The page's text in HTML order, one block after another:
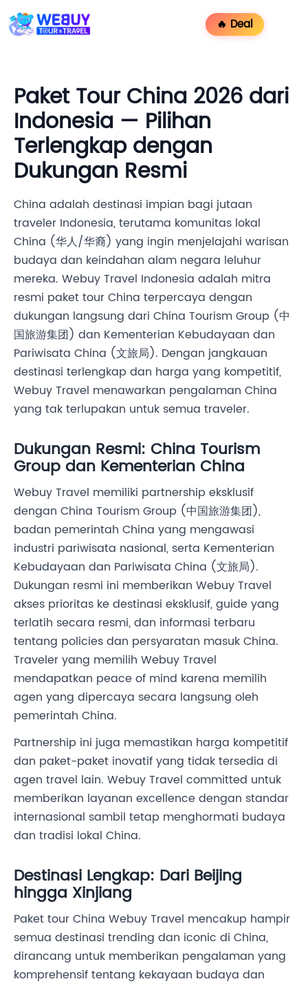
🔥 Deal
Paket Tour China 2026 dari
Indonesia — Pilihan
Terlengkap dengan
Dukungan Resmi
China adalah destinasi impian bagi jutaan
traveler Indonesia, terutama komunitas lokal
China (华人/华裔) yang ingin menjelajahi warisan
budaya dan keindahan alam negara leluhur
mereka. Webuy Travel Indonesia adalah mitra
resmi paket tour China terpercaya dengan
dukungan langsung dari China Tourism Group (中
国旅游集团) dan Kementerian Kebudayaan dan
Pariwisata China (文旅局). Dengan jangkauan
destinasi terlengkap dan harga yang kompetitif,
Webuy Travel menawarkan pengalaman China
yang tak terlupakan untuk semua traveler.
Dukungan Resmi: China Tourism
Group dan Kementerian China
Webuy Travel memiliki partnership eksklusif
dengan China Tourism Group (中国旅游集团),
badan pemerintah China yang mengawasi
industri pariwisata nasional, serta Kementerian
Kebudayaan dan Pariwisata China (文旅局).
Dukungan resmi ini memberikan Webuy Travel
akses prioritas ke destinasi eksklusif, guide yang
terlatih secara resmi, dan informasi terbaru
tentang policies dan persyaratan masuk China.
Traveler yang memilih Webuy Travel
mendapatkan peace of mind karena memilih
agen yang dipercaya secara langsung oleh
pemerintah China.
Partnership ini juga memastikan harga kompetitif
dan paket-paket inovatif yang tidak tersedia di
agen travel lain. Webuy Travel committed untuk
memberikan layanan excellence dengan standar
internasional sambil tetap menghormati budaya
dan tradisi lokal China.
Destinasi Lengkap: Dari Beijing
hingga Xinjiang
Paket tour China Webuy Travel mencakup hampir
semua destinasi trending dan iconic di China,
dirancang untuk memberikan pengalaman yang
komprehensif tentang kekayaan budaya dan